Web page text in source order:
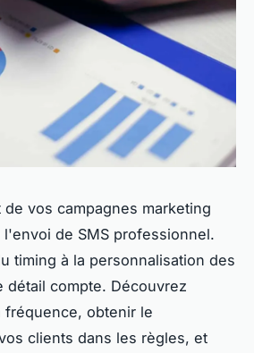
vos campagnes marketing
de SMS professionnel.
timing à la personnalisation des
détail compte. Découvrez
fréquence, obtenir le
clients dans les règles, et